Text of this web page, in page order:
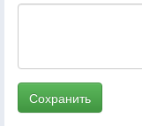
Сохранить